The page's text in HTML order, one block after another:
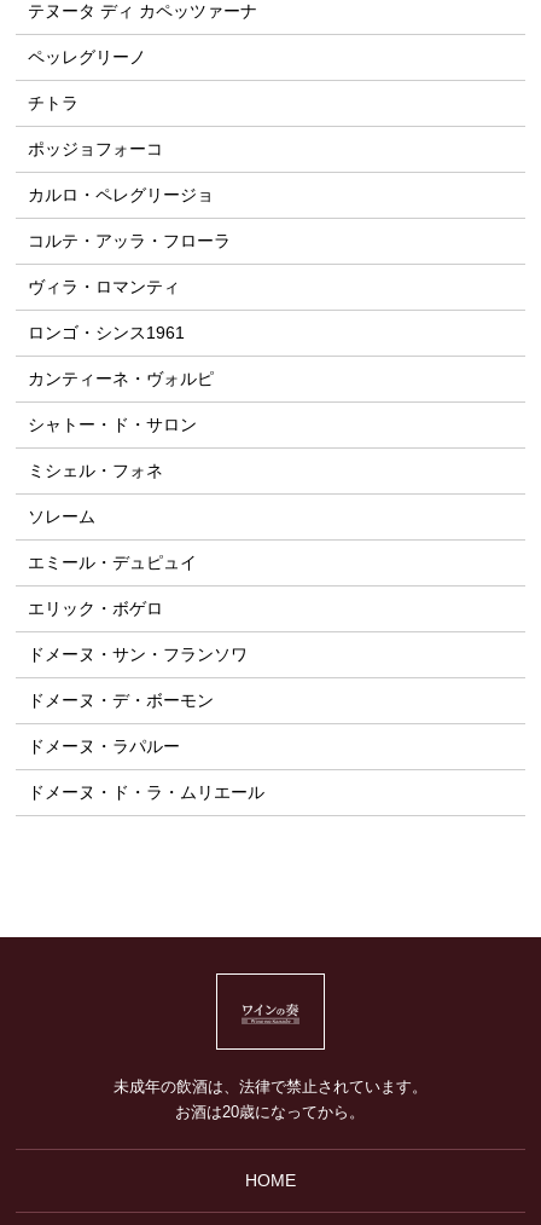
テヌータ ディ カペッツァーナ
ペッレグリーノ
チトラ
ポッジョフォーコ
カルロ・ペレグリージョ
コルテ・アッラ・フローラ
ヴィラ・ロマンティ
ロンゴ・シンス1961
カンティーネ・ヴォルピ
シャトー・ド・サロン
ミシェル・フォネ
ソレーム
エミール・デュピュイ
エリック・ボゲロ
ドメーヌ・サン・フランソワ
ドメーヌ・デ・ボーモン
ドメーヌ・ラパルー
ドメーヌ・ド・ラ・ムリエール
未成年の飲酒は、法律で禁止されています。
お酒は20歳になってから。
HOME